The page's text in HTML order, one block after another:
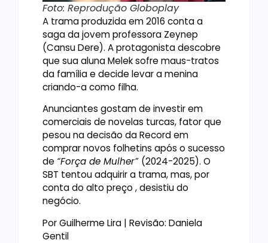
Foto: Reprodução Globoplay
A trama produzida em 2016 conta a
saga da jovem professora Zeynep
(Cansu Dere). A protagonista descobre
que sua aluna Melek sofre maus-tratos
da família e decide levar a menina
criando-a como filha.
Anunciantes gostam de investir em
comerciais de novelas turcas, fator que
pesou na decisão da Record em
comprar novos folhetins após o sucesso
de “Força de Mulher” (2024-2025). O
SBT tentou adquirir a trama, mas, por
conta do alto preço , desistiu do
negócio.
Por Guilherme Lira | Revisão: Daniela
Gentil